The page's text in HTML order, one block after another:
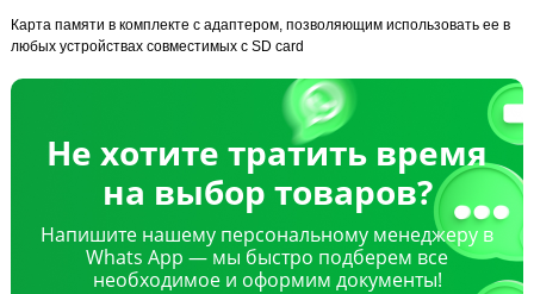
Карта памяти в комплекте с адаптером, позволяющим использовать ее в
любых устройствах совместимых с SD card
Не хотите тратить время
на выбор товаров?
Напишите нашему персональному менеджеру в
Whats App — мы быстро подберем все
необходимое и оформим документы!